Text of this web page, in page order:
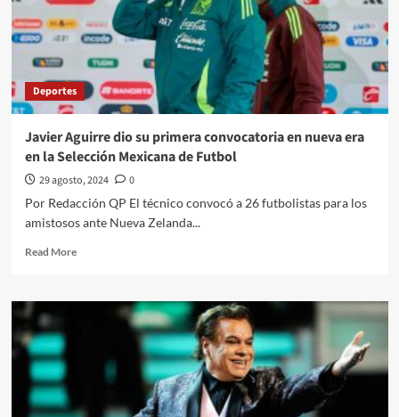
Morena
y
aliados
avalan
los
de
Morena
y
y
los
Deportes
Javier Aguirre dio su primera convocatoria en nueva era
en la Selección Mexicana de Futbol
29 agosto, 2024
0
Por Redacción QP El técnico convocó a 26 futbolistas para los
amistosos ante Nueva Zelanda...
Read MoreRead
Javier
Aguirre dio su primera
convocatoria